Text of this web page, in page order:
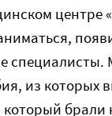
центре
специалисты.
из которых
который